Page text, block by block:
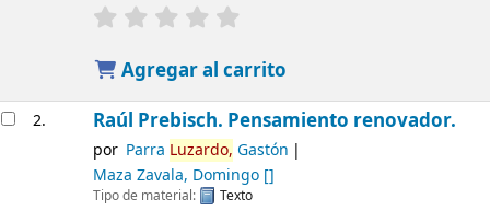
Agregar al carrito
2. Raúl Prebisch. Pensamiento renovador.
por Parra Luzardo, Gastón
Maza Zavala, Domingo[]
Tipo de material:
Texto